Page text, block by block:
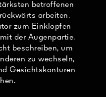
betroffenen
arbeiten.
zum Einklopfen
der Augenpartie.
beschreiben, um
zu wechseln,
Gesichtskonturen